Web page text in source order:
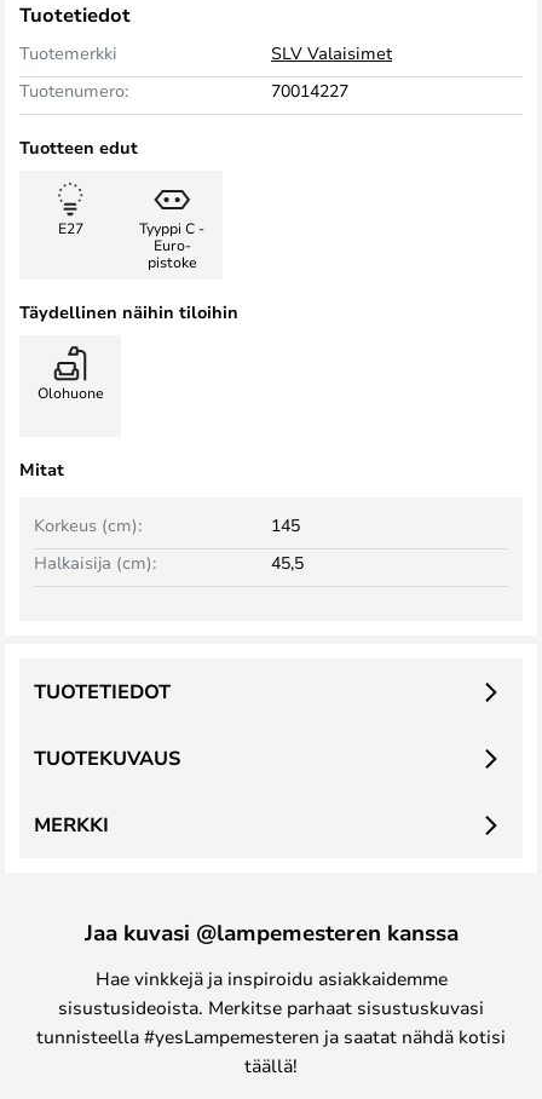
Tuotetiedot
Tuotemerkki
SLV Valaisimet
Tuotenumero:
70014227
Tuotteen edut
E27
Tyyppi C -
Euro-
pistoke
Täydellinen näihin tiloihin
Olohuone
Mitat
Korkeus (cm):
145
Halkaisija (cm):
45,5
TUOTEKUVAUS
TUOTETIEDOT
MERKKI
Jaa kuvasi @lampemesteren kanssa
Hae vinkkejä ja inspiroidu asiakkaidemme
sisustusideoista. Merkitse parhaat sisustuskuvasi
tunnisteella #yesLampemesteren ja saatat nähdä kotisi
täällä!